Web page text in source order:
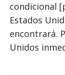
condicional
Estados
encontrará.
Unidos